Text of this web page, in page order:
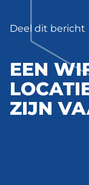
Deel dit bericht
EEN
ZIJN